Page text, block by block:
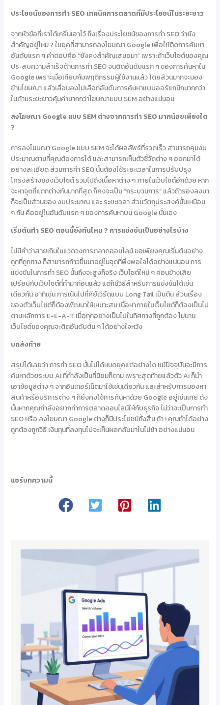
ประโยชน์ของการทำSEO เทคนิคการตลาดที่มีประโยชน์ในระยะยาว
จากหัวข้อที่เราได้เกริ่นเอาไว้ ถึงเรื่องประโยชน์ของการทำ SEO ว่ายัง
สำคัญอยู่ไหม ? ในยุคที่สามารถลงโฆษณา Google เพื่อให้ติดการค้นหา
อันดับแรก ๆ คำตอบคือ “ยังคงสำคัญเสมอมา” เพราะถ้าเว็บไซต์ของคุณ
ประสบความสำเร็จด้านการทำ SEO จนติดอันดับแรก ๆ ของการค้นหาใน
Google เพราะเมื่อเทียบกับพฤติกรรมผู้ใช้งานแล้ว โดยส่วนมากจะมอง
ข้ามโฆษณา แล้วเลื่อนลงไปเลือกอันดับการค้นหาแบบออร์แกนิกมากกว่า
ในด้านระยะยาวคุ้มค่ามากกว่าโฆษณาแบบ SEM อย่างแน่นอน
ลงโฆษณาGoogle แบบSEM ต่างจากการทำ SEO มากน้อยเพียงใด
?
การลงโฆษณา Google แบบ SEM จะได้ผลลัพธ์ที่รวดเร็ว สามารถคุมงบ
ประมาณตามที่คุณต้องการได้ และสามารถเห็นตัวชี้วัดต่าง ๆ ออกมาได้
อย่างละเอียด ส่วนการทำ SEO นั้นต้องใช้ระยะเวลาในการปรับปรุง
โครงสร้างของเว็บไซต์ รวมไปถึงเนื้อหาต่าง ๆ ภายในเว็บไซต์อีกด้วย หาก
จะหาจุดที่แตกต่างกันมากที่สุด ก็คงจะเป็น “กระบวนการ” แล้วถ้ารองลงมา
ก็จะเป็นส่วนของ งบประมาณ และ ระยะเวลา ส่วนวัตถุประสงค์นั้นเหมือน
ๆ กัน คืออยู่ในอันดับแรก ๆ ของการค้นหาบน Google นั่นเอง
เริ่มต้นทำSEO ตอนนี้ยังทันไหม ? การแข่งขันเป็นอย่างไรบ้าง
ไม่มีคำว่าสายเกินในแวดวงการตลาดออนไลน์ ขอเพียงคุณเริ่มต้นอย่าง
ถูกที่ถูกทาง ก็สามารถก้าวขึ้นมาอยู่ในจุดที่พึงพอใจได้อย่างแน่นอน การ
แข่งขันในการทำ SEO นั้นถึงจะสูงก็จริง เว็บไซต์ใหม่ ๆ ค่อนข้างเสีย
เปรียบกับเว็บไซต์ที่ทำมาก่อนแล้ว แต่ก็มีวิธีสำหรับการแข่งขันได้เช่น
เดียวกัน อาทิเช่น การเน้นไปที่คีย์เวิร์ดแบบ Long Tail เป็นต้น ส่วนเรื่อง
ของตัวเว็บไซต์ก็ต้องพัฒนาให้เหมาะสม เนื้อหาภายในเว็บไซต์ก็ต้องเป็นไป
ตามหลักการ E-E-A-T เมื่อทุกอย่างเป็นไปในทิศทางที่ถูกต้อง ไม่นาน
เว็บไซต์ของคุณจะติดอันดับต้น ๆ ได้อย่างใจหวัง
บทส่งท้าย
สรุปได้เลยว่า การทำ SEO นั้นไม่ได้หมดยุคแต่อย่างใด แม้ปัจจุบันจะมีการ
ค้นหาด้วยระบบ AI ที่กำลังเป็นที่นิยมก็ตาม เพราะสุดท้ายแล้วตัว AI ก็นำ
เอาข้อมูลต่าง ๆ จากอินเทอร์เน็ตมาใช้เช่นเดียวกัน และสำหรับการมองหา
สินค้าหรือบริการต่าง ๆ ก็ยังคงใช้การค้นหาด้วย Google อยู่เช่นเคย ดัง
นั้นหากคุณกำลังอยากทำการตลาดออนไลน์ให้กับธุรกิจ ไม่ว่าจะเป็นการทำ
SEO หรือ ลงโฆษณา Google ต่างก็มีประโยชน์ทั้งสิ้น ถ้า ! คุณทำได้อย่าง
ถูกต้องถูกวิธี เงินทุนที่ลงทุนไปจะเห็นผลกลับมาในไม่ช้า อย่างแน่นอน
แชร์บทความนี้